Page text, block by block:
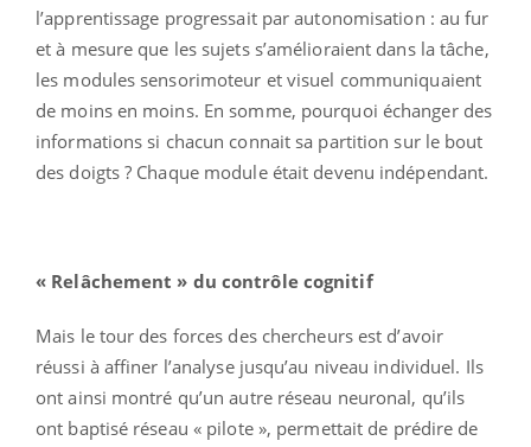
l’apprentissage progressait par autonomisation : au fur
et à mesure que les sujets s’amélioraient dans la tâche,
les modules sensorimoteur et visuel communiquaient
de moins en moins. En somme, pourquoi échanger des
informations si chacun connait sa partition sur le bout
des doigts ? Chaque module était devenu indépendant.
« Relâchement » du contrôle cognitif
Mais le tour des forces des chercheurs est d’avoir
réussi à affiner l’analyse jusqu’au niveau individuel. Ils
ont ainsi montré qu’un autre réseau neuronal, qu’ils
ont baptisé réseau « pilote », permettait de prédire de